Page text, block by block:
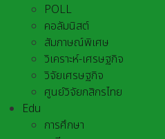
POLL
คอลัมนิสต์
สัมภาษณ์พิเศษ
วิเคราะห์-เศรษฐกิจ
วิจัยเศรษฐกิจ
ศูนย์วิจัยกสิกรไทย
Edu
การศึกษา